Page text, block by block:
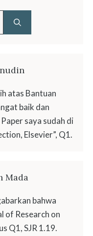
atas Bantuan
baik dan
saya sudah di
Elsevier”, Q1.
Mada
bahwa
of Research on
Q1, SJR 1.19.